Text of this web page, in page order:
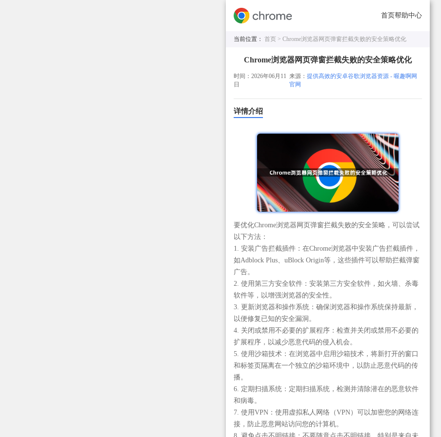
首页帮助中心
当前位置： 首页 > Chrome浏览器网页弹窗拦截失败的安全策略优化
Chrome浏览器网页弹窗拦截失败的安全策略优化
时间：2026年06月11
日
来源：提供高效的安卓谷歌浏览器资源 - 喔趣啊网
官网
详情介绍
要优化Chrome浏览器网页弹窗拦截失败的安全策略，可以尝试
以下方法：
1. 安装广告拦截插件：在Chrome浏览器中安装广告拦截插件，
如Adblock Plus、uBlock Origin等，这些插件可以帮助拦截弹窗
广告。
2. 使用第三方安全软件：安装第三方安全软件，如火墙、杀毒
软件等，以增强浏览器的安全性。
3. 更新浏览器和操作系统：确保浏览器和操作系统保持最新，
以便修复已知的安全漏洞。
4. 关闭或禁用不必要的扩展程序：检查并关闭或禁用不必要的
扩展程序，以减少恶意代码的侵入机会。
5. 使用沙箱技术：在浏览器中启用沙箱技术，将新打开的窗口
和标签页隔离在一个独立的沙箱环境中，以防止恶意代码的传
播。
6. 定期扫描系统：定期扫描系统，检测并清除潜在的恶意软件
和病毒。
7. 使用VPN：使用虚拟私人网络（VPN）可以加密您的网络连
接，防止恶意网站访问您的计算机。